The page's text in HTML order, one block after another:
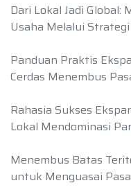
Dari Lokal Jadi
Usaha Melalui
Panduan Praktis
Cerdas Menembus
Rahasia Sukses
Lokal Mendominasi
Menembus Batas
untuk Menguasai